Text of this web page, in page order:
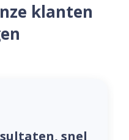
klanten
snel